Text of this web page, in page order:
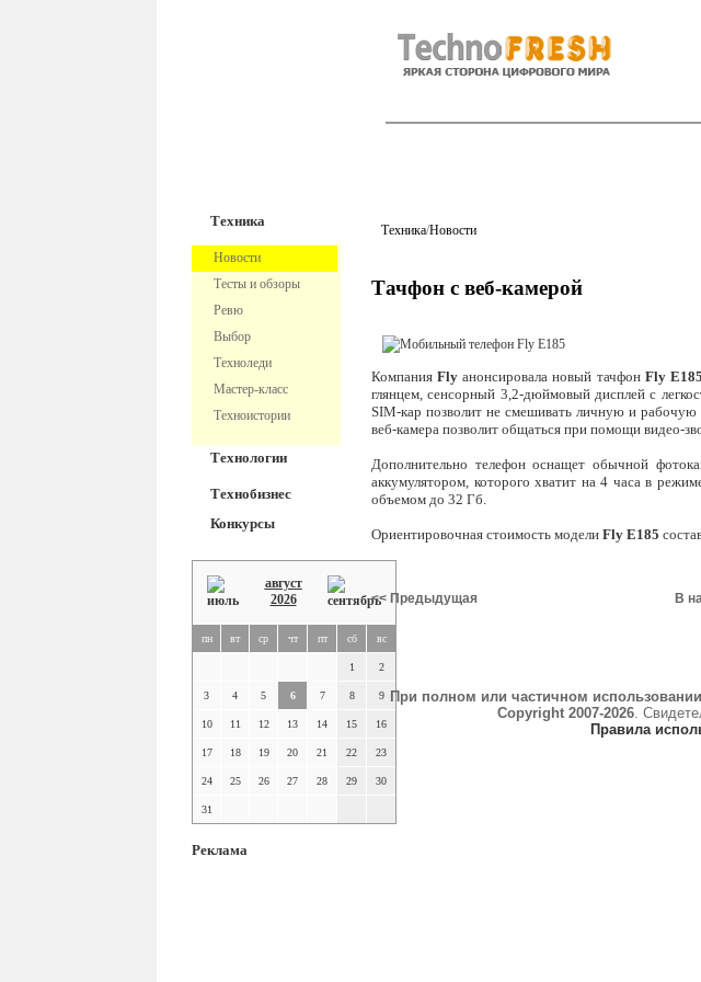
Техника
Новости
Тесты и обзоры
Ревю
Выбор
Техноледи
Мастер-класс
Техноистории
Технологии
Технобизнес
Конкурсы
август
2026
пн вт ср чт пт сб вс
1 2
3 4 5 6 7 8 9
10 11 12 13 14 15 16
17 18 19 20 21 22 23
24 25 26 27 28 29 30
31
Реклама
Техника/Новости
Тачфон с веб-камерой
КомпанияFly анонсировала новый тачфон Fly E185
глянцем, сенсорный 3,2-дюймовый дисплей с
SIM-кар позволит не смешивать личную и
веб-камера позволит общаться при помощи видео-
Дополнительно телефон оснащет обычной
аккумулятором, которого хватит на 4 часа в
объемом до 32 Гб.
Ориентировочная стоимость модели Fly E185
<< Предыдущая В
При полном или частичном
Copyright 2007-2026.
Правила